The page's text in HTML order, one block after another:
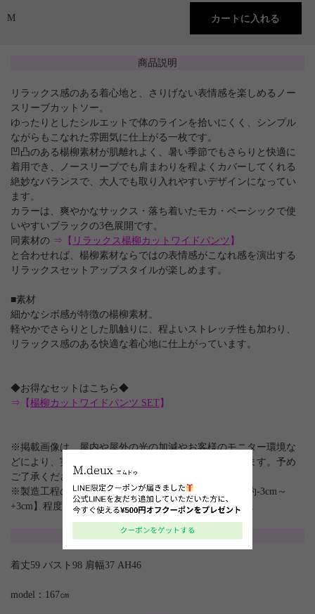
M
商品説明
リラックス感のある着心地と、さりげない表情感を楽しめるノー
スリーブカットソー。
ゆったりとしたシルエットで体のラインを拾いにくく、シンプル
ながらもこなれた雰囲気に仕上がる一枚です。
凹凸のある楊柳素材が肌離れよく、暑い季節でもさらりと快適に
着用でき、ノースリーブでも肩まわりを程よくカバーしてくれる
絶妙なバランスで、大人でも取り入れやすいデザインになってい
ます。
カラーは、爽やかなサックス・落ち着いたモカ・ベーシックで使
いやすいブラックの3色展開です。
同素材の ⇒【 リラックス楊柳カットワイドパンツ 】
と合わせれば、楊柳素材ならではの表情感がこなれ感を演出する
リラックスセットアップスタイルが楽しめます。
■素材
細かなシボ感が特徴の楊柳素材。
軽やかでさらりとした肌触りに、程よいストレッチ性も加わり、
リラックス感のある快適な着心地に仕上がっています。
◆お得なセットはこちら◆
⇒【楊柳カットワイドパンツ SET】
※掲載画像は、屋内や屋外の光の加減やお客様のモニター環境な
どにより、実際の色味と異なって見える場合がございます。予め
ご了承ください。
※製造工程の関係上、各採寸箇所実寸(平置き)より 【約-3cm～
+3cm】程度は誤差の許容範囲とさせて頂いております。
サイズ
着丈59 バスト98 肩幅37 AH46
model：167㎝